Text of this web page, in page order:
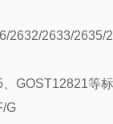
2632/2633/2635/
GOST12821等
G